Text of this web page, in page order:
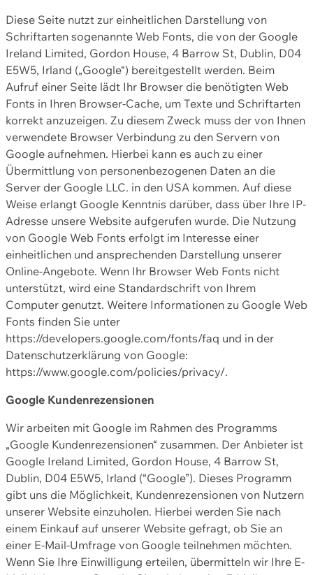
Diese Seite nutzt zur einheitlichen Darstellung von
Schriftarten sogenannte Web Fonts, die von der Google
Ireland Limited, Gordon House, 4 Barrow St, Dublin, D04
E5W5, Irland („Google“) bereitgestellt werden. Beim
Aufruf einer Seite lädt Ihr Browser die benötigten Web
Fonts in Ihren Browser-Cache, um Texte und Schriftarten
korrekt anzuzeigen. Zu diesem Zweck muss der von Ihnen
verwendete Browser Verbindung zu den Servern von
Google aufnehmen. Hierbei kann es auch zu einer
Übermittlung von personenbezogenen Daten an die
Server der Google LLC. in den USA kommen. Auf diese
Weise erlangt Google Kenntnis darüber, dass über Ihre IP-
Adresse unsere Website aufgerufen wurde. Die Nutzung
von Google Web Fonts erfolgt im Interesse einer
einheitlichen und ansprechenden Darstellung unserer
Online-Angebote. Wenn Ihr Browser Web Fonts nicht
unterstützt, wird eine Standardschrift von Ihrem
Computer genutzt. Weitere Informationen zu Google Web
Fonts finden Sie unter
https://developers.google.com/fonts/faq und in der
Datenschutzerklärung von Google:
https://www.google.com/policies/privacy/.
Google Kundenrezensionen
Wir arbeiten mit Google im Rahmen des Programms
„Google Kundenrezensionen“ zusammen. Der Anbieter ist
Google Ireland Limited, Gordon House, 4 Barrow St,
Dublin, D04 E5W5, Irland (“Google”). Dieses Programm
gibt uns die Möglichkeit, Kundenrezensionen von Nutzern
unserer Website einzuholen. Hierbei werden Sie nach
einem Einkauf auf unserer Website gefragt, ob Sie an
einer E-Mail-Umfrage von Google teilnehmen möchten.
Wenn Sie Ihre Einwilligung erteilen, übermitteln wir Ihre E-